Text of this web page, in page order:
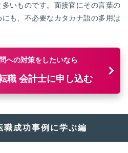
いものです。面接官にその言葉の
も、不必要なカタカナ語の多用は
への対策をしたいなら
職 会計士に申し込む
職成功事例に学ぶ編